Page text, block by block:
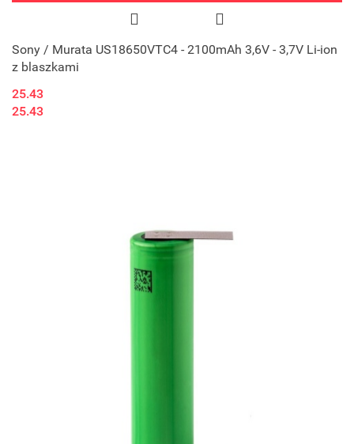
Sony / Murata US18650VTC4 - 2100mAh 3,6V - 3,7V Li-ion
z blaszkami
25.43
25.43